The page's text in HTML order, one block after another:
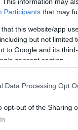
Participants that may
that this website/app
but not limited
to Google and its
consent section.
Data Processing Opt
opt-out of the Sharing
καθώς
φθάσουν
τα 519
που
και όχι
των